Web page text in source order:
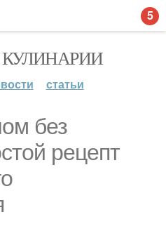
статьи
без
рецепт
5